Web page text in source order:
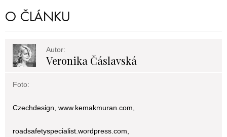
O ČLÁNKU
Autor:
Veronika Čáslavská
Foto:
Czechdesign, www.kemakmuran.com,
roadsafetyspecialist.wordpress.com,